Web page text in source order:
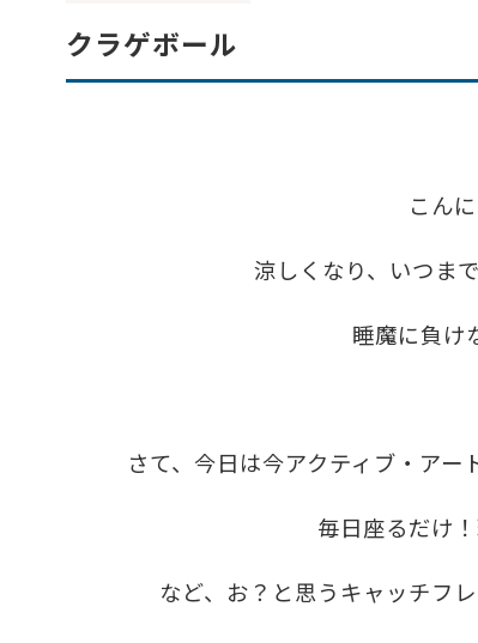
クラゲボール
こん
涼しくなり、いつま
睡魔に負け
さて、今日は今アクティブ・ア
毎日座るだけ
など、お？と思うキャッチフ